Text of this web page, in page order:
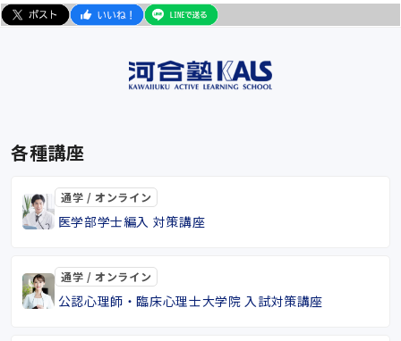
各種講座
通学 / オンライン
医学部学士編入 対策講座
通学 / オンライン
公認心理師・臨床心理士大学院 入試対策講座